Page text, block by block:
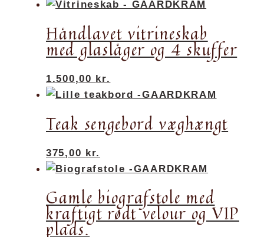
Håndlavet vitrineskab
med glaslåger og 4 skuffer
1.500,00 kr.
Teak sengebord væghængt
375,00 kr.
Gamle biografstole med
kraftigt rødt velour og VIP
plads.